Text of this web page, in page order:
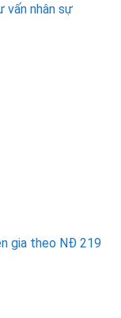
vấn nhân sự
gia theo NĐ 219